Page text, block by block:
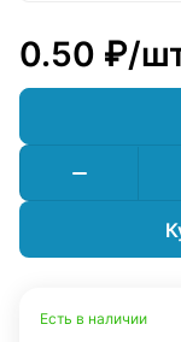
0.50 ₽/
Есть в наличии